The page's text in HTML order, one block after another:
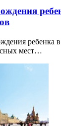
ребенка
мест…